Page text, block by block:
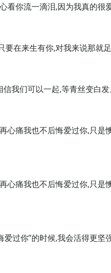
你流一滴泪,因为我真的很
要在来生有你,对我来说那就
我们可以一起,等青丝变白发
心痛我也不后悔爱过你,只
心痛我也不后悔爱过你,只
过你”的时候,我会活得更坚